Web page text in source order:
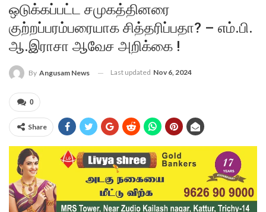
ஒடுக்கப்பட்ட சமுகத்தினரை
குற்றப்பரம்பரையாக சித்தரிப்பதா? – எம்.பி.
ஆ.இராசா ஆவேச அறிக்கை !
By Angusam News Last updated Nov 6, 2024
0
Share